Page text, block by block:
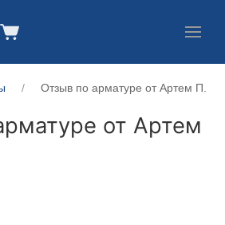
Отзыв по арматуре от Артем П.
от Артем